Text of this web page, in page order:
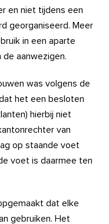
en niet tijdens een
georganiseerd. Meer
in een aparte
aanwezigen.
was volgens de
het een besloten
hierbij niet
van
op staande voet
voet is daarmee ten
dat elke
gebruiken. Het